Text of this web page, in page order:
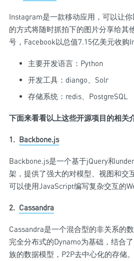
Instagram是一款移动应用，可以让
的方式将随时抓拍下的图片分享给其
号，Facebook以总值7.15亿美元收购
主要开发语言：Python
开发工具：diango、Solr
存储系统：redis、PostgreSQL
下面来看看以上这些开源项目的相关
1. Backbone.js
Backbone.js是一个基于jQuery和
架，提供了强大的对模型、视图和交
可以使用JavaScript编写复杂交互的
2. Cassandra
Cassandra是一个混合型的非关系的
完全分布式的Dynamo为基础，结合
族的数据模型，P2P去中心化的存储